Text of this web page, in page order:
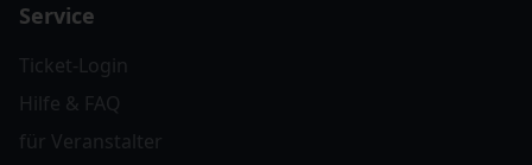
Service
Ticket-Login
Hilfe & FAQ
für Veranstalter